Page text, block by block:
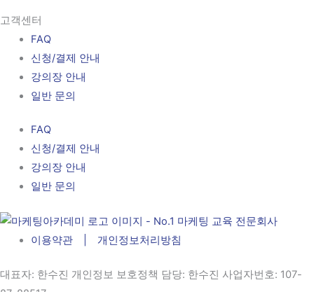
고객센터
FAQ
신청/결제 안내
강의장 안내
일반 문의
FAQ
신청/결제 안내
강의장 안내
일반 문의
이용약관 | 개인정보처리방침
대표자: 한수진 개인정보 보호정책 담당: 한수진 사업자번호: 107-